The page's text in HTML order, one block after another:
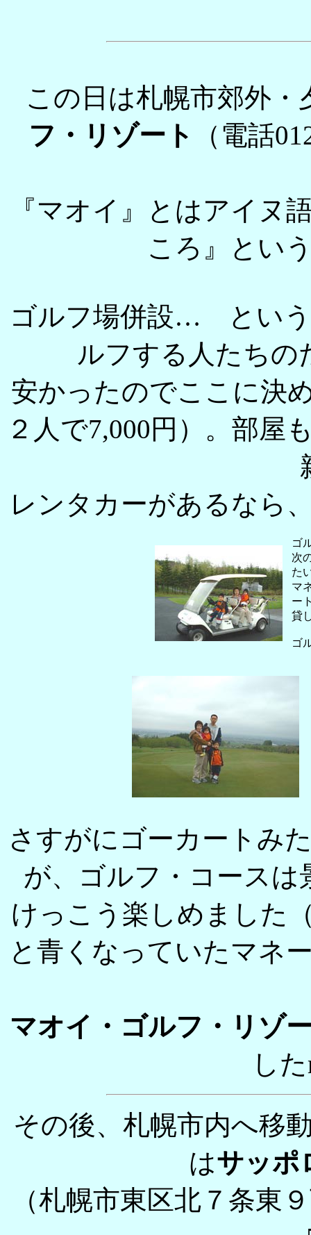
この日は札幌市郊外・
フ・リゾート
（電話
『マオイ』とはアイヌ
ころ』とい
ゴルフ場併設… という
ルフする人たちの
安かったのでここに決
２人で7,000円）。部屋
レンタカーがあるなら
ゴ
次
た
マ
ー
貸
ゴ
さすがにゴーカートみ
が、ゴルフ・コース
けっこう楽しめました
と青くなっていたマネ
マオイ・ゴルフ・リゾ
し
その後、札幌市内へ移
はサッポ
（札幌市東区北７条